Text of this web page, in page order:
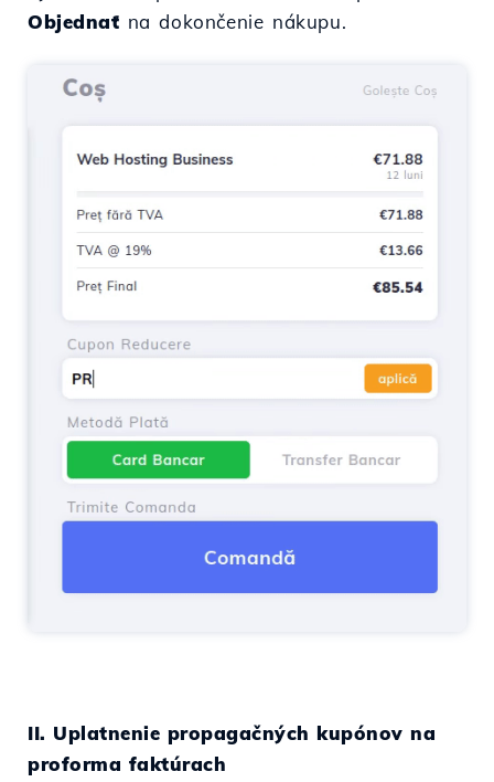
Objednať na dokončenie nákupu.
II. Uplatnenie propagačných kupónov na
proforma faktúrach